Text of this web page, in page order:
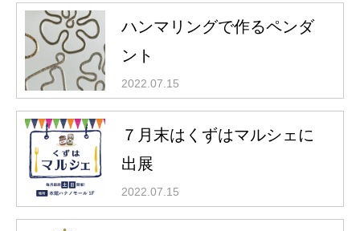
ハンマリングで作るペンダ
ント
2022.07.15
７月末はくずはマルシェに
出展
2022.07.15